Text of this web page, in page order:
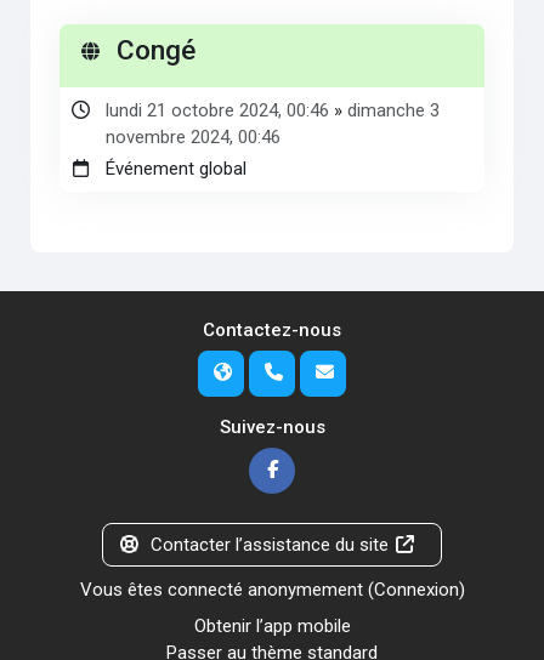
Congé
lundi 21 octobre 2024, 00:46 »dimanche 3
novembre 2024, 00:46
Événement global
Contactez-nous
Suivez-nous
Contacter l’assistance du site
Vous êtes connecté anonymement (Connexion)
Obtenir l’app mobile
Passer au thème standard